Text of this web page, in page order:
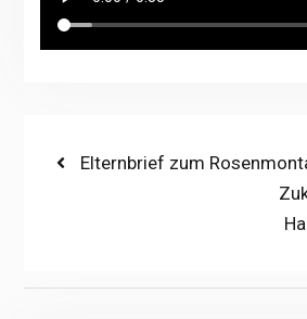
Beitragsnavigation
Previous
Elternbrief zum